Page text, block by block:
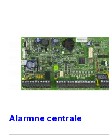
Alarmne centrale